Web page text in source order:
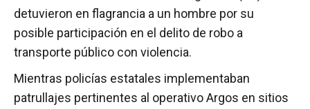
detuvieron en flagrancia a un hombre por su
posible participación en el delito de robo a
transporte público con violencia.
Mientras policías estatales implementaban
patrullajes pertinentes al operativo Argos en sitios